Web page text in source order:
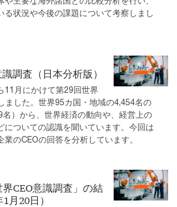
る状況や今後の課題について考察しまし
調査（日本分析版）
11月にかけて第29回世界
ました。世界95カ国・地域の4,454名の
）から、世界経済の動向や、経営上の
についての認識を聞いています。今回は
のCEOの回答を分析しています。
CEO意識調査」の結
月20日）